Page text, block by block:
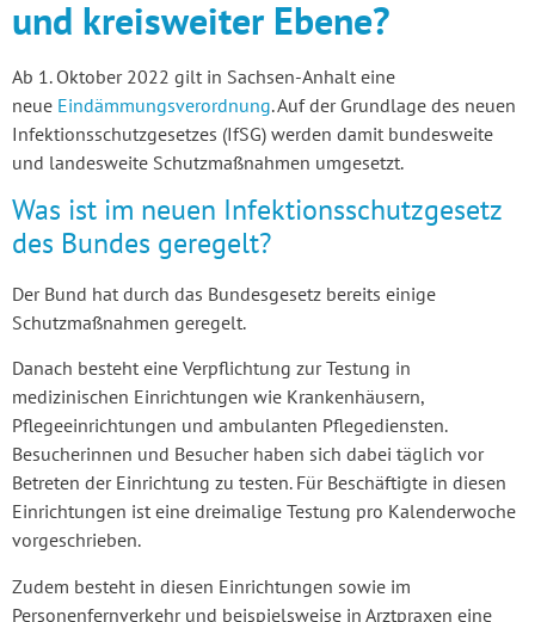
und kreisweiter Ebene?
Ab 1. Oktober 2022 gilt in Sachsen-Anhalt eine
neue Eindämmungsverordnung. Auf der Grundlage des neuen
Infektionsschutzgesetzes (IfSG) werden damit bundesweite
und landesweite Schutzmaßnahmen umgesetzt.
Was ist im neuen Infektionsschutzgesetz
des Bundes geregelt?
Der Bund hat durch das Bundesgesetz bereits einige
Schutzmaßnahmen geregelt.
Danach besteht eine Verpflichtung zur Testung in
medizinischen Einrichtungen wie Krankenhäusern,
Pflegeeinrichtungen und ambulanten Pflegediensten.
Besucherinnen und Besucher haben sich dabei täglich vor
Betreten der Einrichtung zu testen. Für Beschäftigte in diesen
Einrichtungen ist eine dreimalige Testung pro Kalenderwoche
vorgeschrieben.
Zudem besteht in diesen Einrichtungen sowie im
Personenfernverkehr und beispielsweise in Arztpraxen eine